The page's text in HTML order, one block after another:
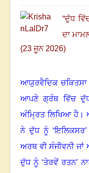
We have 306 guests
2798068
“ਦੁੱਧ
ਦਾ
(23 ਜੂਨ 2026)
ਆਯੁਰਵੈਦਿਕ ਚਕਿਤਸਾ
ਆਪਣੇ ਗ੍ਰੰਥ ਵਿੱਚ
ਅੰਮ੍ਰਿਤ ਲਿਖਿਆ ਹੈ ।
ਨੇ ਦੁੱਧ ਨੂੰ ‘ਇਲਿਕਸਰ’
ਅਰਥ ਵੀ ਸੰਜੀਵਨੀ ਜਾਂ
ਦੁੱਧ ਨੂੰ ‘ਤੇਰਵੇਂ ਰਤਨ’